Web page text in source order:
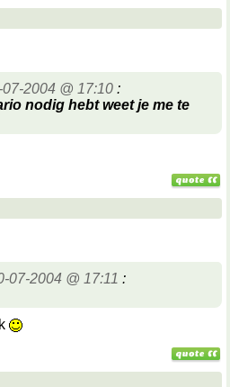
07-2004 @ 17:10 :
nodig hebt weet je me te
07-2004 @ 17:11 :